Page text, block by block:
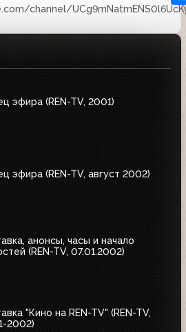
channel/
эфира (REN-TV, 2001)
эфира (REN-TV, август 2002)
анонсы, часы и начало
(REN-TV, 07.01.2002)
"Кино на REN-TV" (REN-TV,
2002)